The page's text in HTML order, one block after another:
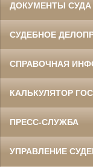
ДОКУМЕНТЫ СУДА
СУДЕБНОЕ
СПРАВОЧНАЯ
КАЛЬКУЛЯТОР
ПРЕСС-СЛУЖБА
УПРАВЛЕНИЕ